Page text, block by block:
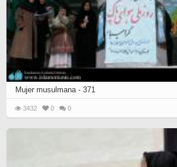
Mujer musulmana - 371
3432 0 0